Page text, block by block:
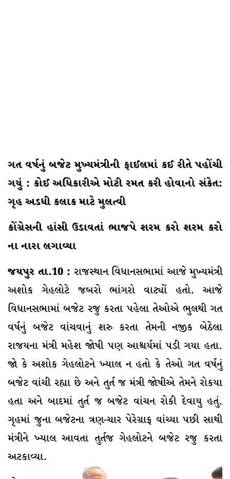
ગત વર્ષનું બજેટ મુખ્યમંત્રીની ફાઈલમાં કઈ રીતે પહોંચી
ગયું : કોઈ અધિકારીએ મોટી રમત કરી હોવાનો સંકેત:
ગૃહ અડધી કલાક માટે મુલત્વી
કોંગ્રેસની હાંસી ઉડાવતાં ભાજપે શરમ કરો શરમ કરો
ના નારા લગાવ્યા
જયપુર તા.10 : રાજસ્થાન વિધાનસભામાં આજે મુખ્યમંત્રી
અશોક ગેહલોટે જબરો ભાંગરો વાટ્યોં હતો. આજે
વિધાનસભામાં બજેટ રજુ કરતા પહેલા તેઓએ ભુલથી ગત
વર્ષનું બજેટ વાંચવાનું શરુ કરતા તેમની નજીક બેઠેલા
રાજયના મંત્રી મહેશ જોષી પણ આશ્ચર્યમાં પડી ગયા હતા.
જો કે અશોક ગેહલોટને ખ્યાલ ન હતો કે તેઓ ગત વર્ષનું
બજેટ વાંચી રહ્યા છે અને તુર્ત જ મંત્રી જોષીએ તેમને રોકયા
હતા અને બાદમાં તુર્ત જ બજેટ વાંચન રોકી દેવાયુ હતું.
ગૃહમાં જુના બજેટના ત્રણ-ચાર પેરેગ્રાફ વાંચ્યા પછી સાથી
મંત્રીને ખ્યાલ આવતા તુર્તજ ગેહલોટને બજેટ રજુ કરતા
અટકાવ્યા.